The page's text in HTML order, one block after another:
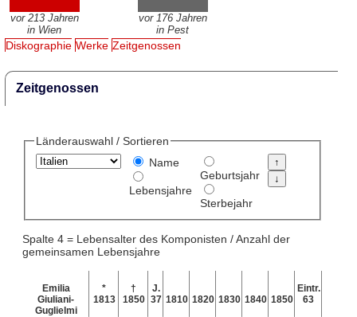
vor 213 Jahren
in Wien
vor 176 Jahren
in Pest
Diskographie Werke Zeitgenossen
Zeitgenossen
Länderauswahl / Sortieren
Name
Lebensjahre
Geburtsjahr
Sterbejahr
Spalte 4 = Lebensalter des Komponisten / Anzahl der
gemeinsamen Lebensjahre
Emilia
Giuliani-
Guglielmi
*
1813
†
1850
J.
37 1810 1820 1830 1840 1850
Eintr.
63